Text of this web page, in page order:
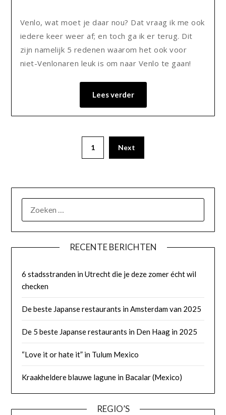
Venlo, wat moet je daar nou? Dat vraag ik me ook
iedere keer weer af; en toch ga ik er terug. Dit
zijn namelijk 5 redenen waarom het ook voor
niet-Venlonaren leuk is om naar Venlo te gaan!
Lees verder
1 Next
RECENTE BERICHTEN
6 stadsstranden in Utrecht die je deze zomer écht wil
checken
De beste Japanse restaurants in Amsterdam van 2025
De 5 beste Japanse restaurants in Den Haag in 2025
“Love it or hate it” in Tulum Mexico
Kraakheldere blauwe lagune in Bacalar (Mexico)
REGIO’S